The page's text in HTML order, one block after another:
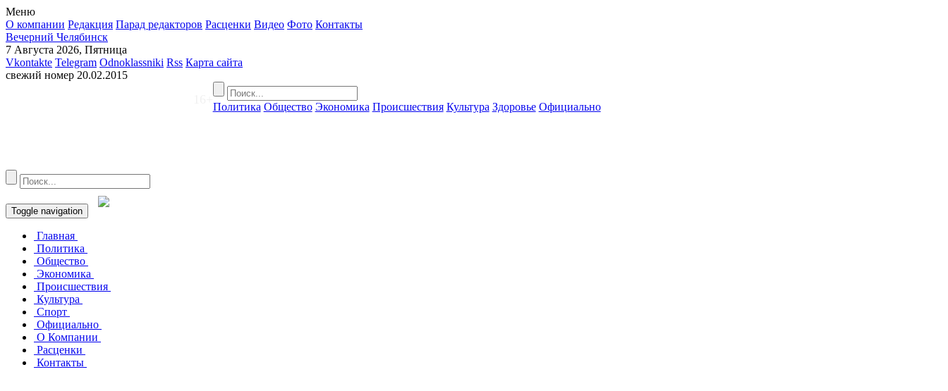
Меню
О компании Редакция Парад редакторов Расценки Видео Фото Контакты
Вечерний Челябинск
7 Августа 2026, Пятница
Vkontakte Telegram Odnoklassniki Rss Карта сайта
свежий номер 20.02.2015
Политика Общество Экономика Происшествия Культура Здоровье Официально
Toggle navigation
Главная
Политика
Общество
Экономика
Происшествия
Культура
Спорт
Официально
О Компании
Расценки
Контакты